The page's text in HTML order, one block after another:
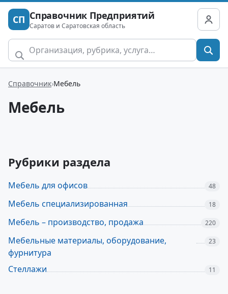
СП Справочник Предприятий
Саратов и Саратовская область
Справочник Мебель
Мебель
Рубрики раздела
Мебель для офисов 48
Мебель специализированная 18
Мебель – производство, продажа 220
Мебельные материалы, оборудование,
фурнитура
23
Стеллажи 11